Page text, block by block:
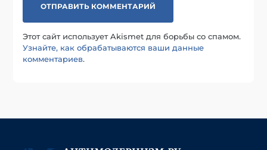
Этот сайт использует Akismet для борьбы со спамом.
Узнайте, как обрабатываются ваши данные
комментариев.